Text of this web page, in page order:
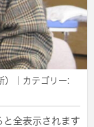
｜カテゴリー:
全表示されます